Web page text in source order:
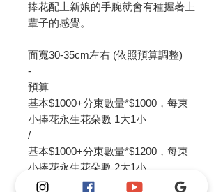
捧花配上新娘的手腕就會有種握著上
輩子的感覺。
面寬30-35cm左右 (依照預算調整)
-
預算
基本$1000+分束數量*$1000，每束
小捧花永生花朵數 1大1小
/
基本$1000+分束數量*$1200，每束
小捧花永生花朵數 2大1小